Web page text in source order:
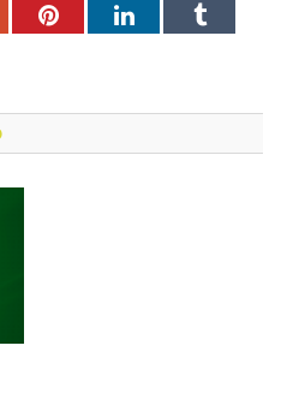
PinterestLinkedInTumblr